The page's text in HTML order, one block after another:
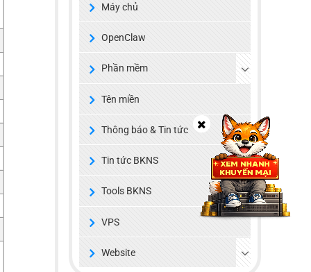
Máy chủ
OpenClaw
Phần mềm
Tên miền
Thông báo & Tin tức
Tin tức BKNS
Tools BKNS
VPS
Website